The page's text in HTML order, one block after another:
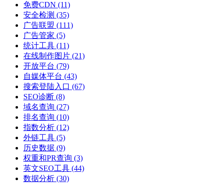
免费CDN (11)
安全检测 (35)
广告联盟 (111)
广告管家 (5)
统计工具 (11)
在线制作图片 (21)
开放平台 (79)
自媒体平台 (43)
搜索登陆入口 (67)
SEO诊断 (8)
域名查询 (27)
排名查询 (10)
指数分析 (12)
外链工具 (5)
历史数据 (9)
权重和PR查询 (3)
英文SEO工具 (44)
数据分析 (30)